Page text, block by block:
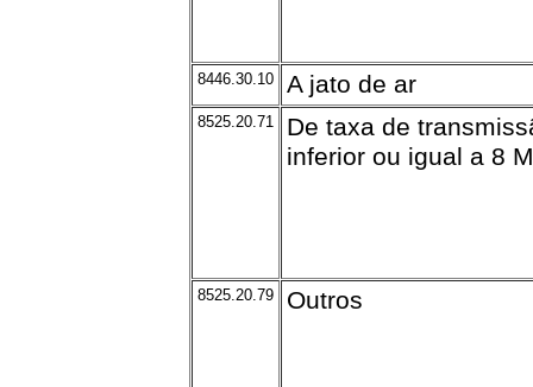
8446.30.10 A jato de ar
8525.20.71
De taxa de
inferior ou igual a 8
8525.20.79 Outros